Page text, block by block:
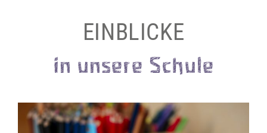
EINBLICKE
in unsere Schule